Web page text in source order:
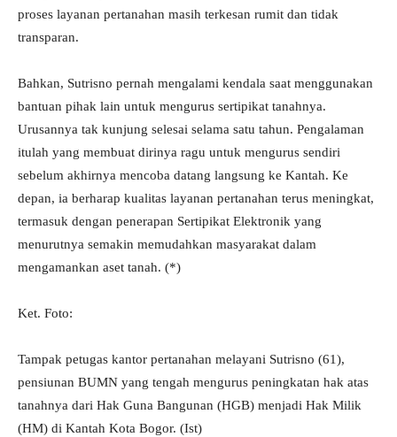
proses layanan pertanahan masih terkesan rumit dan tidak
transparan.
Bahkan, Sutrisno pernah mengalami kendala saat menggunakan
bantuan pihak lain untuk mengurus sertipikat tanahnya.
Urusannya tak kunjung selesai selama satu tahun. Pengalaman
itulah yang membuat dirinya ragu untuk mengurus sendiri
sebelum akhirnya mencoba datang langsung ke Kantah. Ke
depan, ia berharap kualitas layanan pertanahan terus meningkat,
termasuk dengan penerapan Sertipikat Elektronik yang
menurutnya semakin memudahkan masyarakat dalam
mengamankan aset tanah. (*)
Ket. Foto:
Tampak petugas kantor pertanahan melayani Sutrisno (61),
pensiunan BUMN yang tengah mengurus peningkatan hak atas
tanahnya dari Hak Guna Bangunan (HGB) menjadi Hak Milik
(HM) di Kantah Kota Bogor. (Ist)